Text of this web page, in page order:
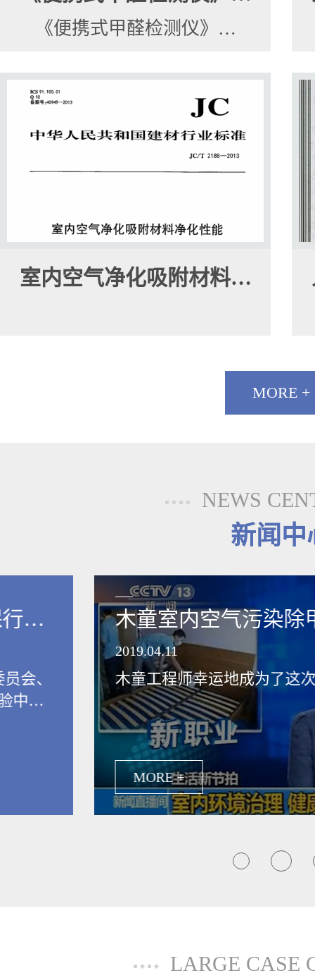
《便携式甲醛检测仪》…
室内空气净化吸附材料…
MORE +
NEWS
新闻中
业
会、
中
木童室内空气污染
领健康新生活
2019.04.11
木童工程师幸运地成为了这
MORE +
LARGE CASE